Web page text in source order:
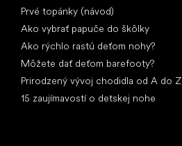
Prvé topánky (návod)
Ako vybrať papuče do škôlky
Ako rýchlo rastú deťom nohy?
Môžete dať deťom barefooty?
Prirodzený vývoj chodidla od A do Z
15 zaujímavostí o detskej nohe